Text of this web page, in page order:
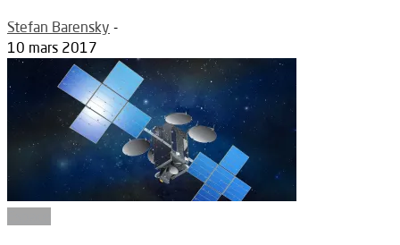
Stefan Barensky -
10 mars 2017